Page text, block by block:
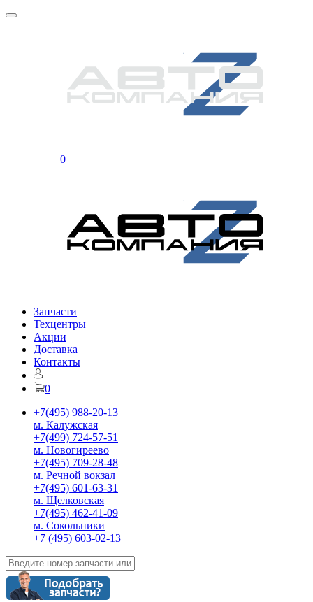
0
Запчасти
Техцентры
Акции
Доставка
Контакты
0
+7(495) 988-20-13
м. Калужская
+7(499) 724-57-51
м. Новогиреево
+7(495) 709-28-48
м. Речной вокзал
+7(495) 601-63-31
м. Щелковская
+7(495) 462-41-09
м. Сокольники
+7 (495) 603-02-13